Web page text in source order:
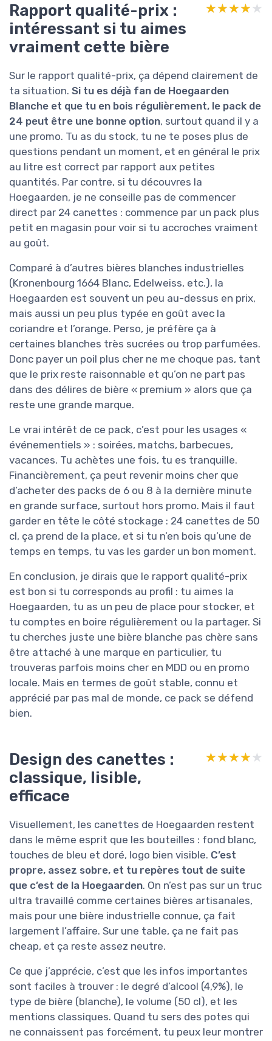
Rapport qualité-prix :
intéressant si tu aimes
vraiment cette bière
★★★★★
★★★★★
Sur le rapport qualité-prix, ça dépend clairement de
ta situation. Si tu es déjà fan de Hoegaarden
Blanche et que tu en bois régulièrement, le pack de
24 peut être une bonne option, surtout quand il y a
une promo. Tu as du stock, tu ne te poses plus de
questions pendant un moment, et en général le prix
au litre est correct par rapport aux petites
quantités. Par contre, si tu découvres la
Hoegaarden, je ne conseille pas de commencer
direct par 24 canettes : commence par un pack plus
petit en magasin pour voir si tu accroches vraiment
au goût.
Comparé à d’autres bières blanches industrielles
(Kronenbourg 1664 Blanc, Edelweiss, etc.), la
Hoegaarden est souvent un peu au-dessus en prix,
mais aussi un peu plus typée en goût avec la
coriandre et l’orange. Perso, je préfère ça à
certaines blanches très sucrées ou trop parfumées.
Donc payer un poil plus cher ne me choque pas, tant
que le prix reste raisonnable et qu’on ne part pas
dans des délires de bière « premium » alors que ça
reste une grande marque.
Le vrai intérêt de ce pack, c’est pour les usages «
événementiels » : soirées, matchs, barbecues,
vacances. Tu achètes une fois, tu es tranquille.
Financièrement, ça peut revenir moins cher que
d’acheter des packs de 6 ou 8 à la dernière minute
en grande surface, surtout hors promo. Mais il faut
garder en tête le côté stockage : 24 canettes de 50
cl, ça prend de la place, et si tu n’en bois qu’une de
temps en temps, tu vas les garder un bon moment.
En conclusion, je dirais que le rapport qualité-prix
est bon si tu corresponds au profil : tu aimes la
Hoegaarden, tu as un peu de place pour stocker, et
tu comptes en boire régulièrement ou la partager. Si
tu cherches juste une bière blanche pas chère sans
être attaché à une marque en particulier, tu
trouveras parfois moins cher en MDD ou en promo
locale. Mais en termes de goût stable, connu et
apprécié par pas mal de monde, ce pack se défend
bien.
Design des canettes :
classique, lisible,
efficace
★★★★★
★★★★★
Visuellement, les canettes de Hoegaarden restent
dans le même esprit que les bouteilles : fond blanc,
touches de bleu et doré, logo bien visible. C’est
propre, assez sobre, et tu repères tout de suite
que c’est de la Hoegaarden. On n’est pas sur un truc
ultra travaillé comme certaines bières artisanales,
mais pour une bière industrielle connue, ça fait
largement l’affaire. Sur une table, ça ne fait pas
cheap, et ça reste assez neutre.
Ce que j’apprécie, c’est que les infos importantes
sont faciles à trouver : le degré d’alcool (4,9%), le
type de bière (blanche), le volume (50 cl), et les
mentions classiques. Quand tu sers des potes qui
ne connaissent pas forcément, tu peux leur montrer